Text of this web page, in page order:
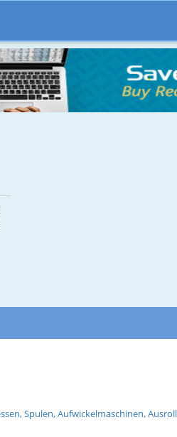
Spulen, Aufwickelmaschinen,